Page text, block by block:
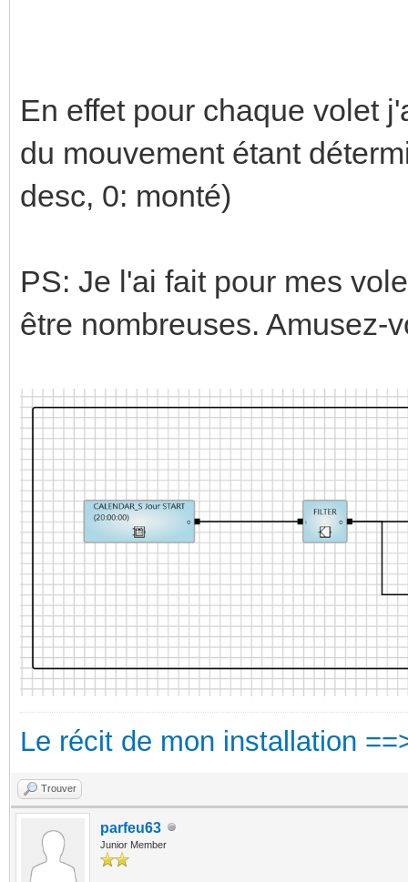
En effet pour chaque volet
du mouvement étant
desc, 0: monté)
PS: Je l'ai fait pour mes
être nombreuses. Amusez-
Le récit de mon installation
Trouver
parfeu63
Junior Member